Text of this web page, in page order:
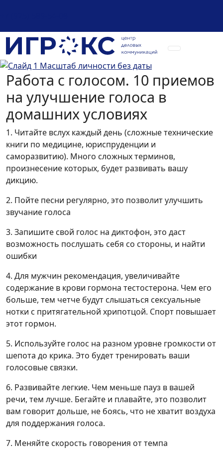
Работа с голосом. 10 приемов
на улучшение голоса в
домашних условиях
1. Читайте вслух каждый день (сложные технические
книги по медицине, юриспруденции и
саморазвитию). Много сложных терминов,
произнесение которых, будет развивать вашу
дикцию.
2. Пойте песни регулярно, это позволит улучшить
звучание голоса
3. Запишите свой голос на диктофон, это даст
возможность послушать себя со стороны, и найти
ошибки
4. Для мужчин рекомендация, увеличивайте
содержание в крови гормона тестостерона. Чем его
больше, тем четче будут слышаться сексуальные
нотки с притягательной хрипотцой. Спорт повышает
этот гормон.
5. Используйте голос на разном уровне громкости от
шепота до крика. Это будет тренировать ваши
голосовые связки.
6. Развивайте легкие. Чем меньше пауз в вашей
речи, тем лучше. Бегайте и плавайте, это позволит
вам говорит дольше, не боясь, что не хватит воздуха
для поддержания голоса.
7. Меняйте скорость говорения от темпа